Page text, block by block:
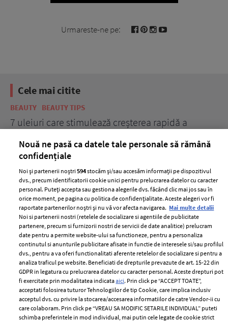
Urmareste-ne pe:
Cele mai citite
BEAUTY BEAUTY TIPS
7 uleiuri care stimulează creșterea rapidă a
ELLE Style Awards
2024
Despre ELLE
Romania
Contact
Abonamente
Termeni si conditii
Politica de
confidențialitate
Politica de cookies
Publicitate
Nouă ne pasă ca datele tale personale să rămână
confidențiale
Noi și partenerii noștri594stocăm și/sau accesăm informații pe dispozitivul
dvs., precum identificatorii cookie unici pentru prelucrarea datelor cu caracter
personal. Puteți accepta sau gestiona alegerile dvs. făcând clic mai jos sau în
orice moment, pe pagina cu politica de confidențialitate. Aceste alegeri vor fi
raportate partenerilor noștri și nu vă vor afecta navigarea. Mai multe detalii
Noi si partenerii nostri (retelele de socializare si agentiile de publicitate
partenere, precum si furnizorii nostri de servicii de date analitice) prelucram
date pentru a permite website-ului sa functioneze, pentru a personaliza
continutul si anunturile publicitare afisate in functie de interesele si/sau profilul
dvs., pentru a va oferi functionalitati aferente retelelor de socializare si pentru a
analiza traficul pe website. Beneficiati de drepturile prevazute de art. 15-22 din
GDPR in legatura cu prelucrarea datelor cu caracter personal. Aceste drepturi pot
fi exercitate prin modalitatea indicataaici. Prin click pe “ACCEPT TOATE”,
acceptati folosirea tuturor Tehnologiilor de tip Cookie, care implica inclusiv
acceptul dvs. cu privire la stocarea/accesarea informatiilor de catre Vendor-ii cu
care colaboram. Prin click pe “VREAU SA MODIFIC SETARILE INDIVIDUAL” puteti
schimba preferintele in mod individual, mai putin cele legate de cookie strict